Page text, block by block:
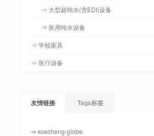
⇒ 大型超纯水(含EDI)设备
⇒ 医用纯水设备
⇒ 学校家具
⇒ 医疗设备
友情链接 Tags标签
⇒ xuecheng-globe